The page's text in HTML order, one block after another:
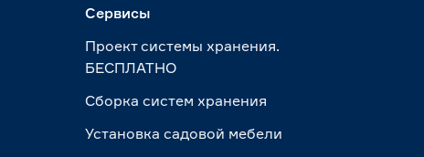
Сервисы
Проект системы хранения.
БЕСПЛАТНО
Сборка систем хранения
Установка садовой мебели